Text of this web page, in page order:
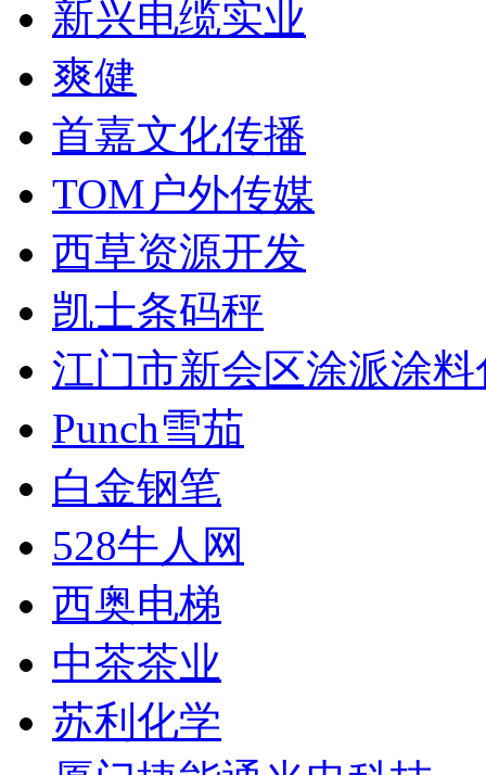
新兴电缆实业
爽健
首嘉文化传播
TOM户外传媒
西草资源开发
凯士条码秤
江门市新会区涂派涂料
Punch雪茄
白金钢笔
528牛人网
西奥电梯
中茶茶业
苏利化学